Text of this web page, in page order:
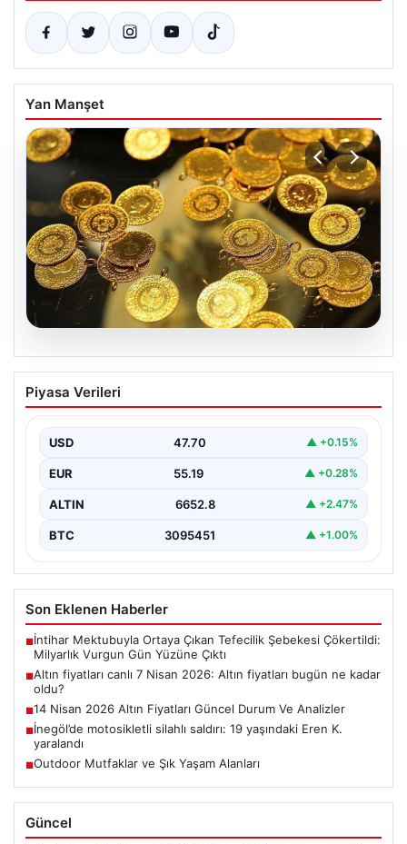
Yan Manşet
Altın fiyatları canlı 7 Nisan 2026: Altın
fiyatları bugün ne kadar oldu?
Piyasa Verileri
USD 47.70 ▲ +0.15%
EUR 55.19 ▲ +0.28%
ALTIN 6652.8 ▲ +2.47%
BTC 3095451 ▲ +1.00%
Son Eklenen Haberler
■İntihar Mektubuyla Ortaya Çıkan Tefecilik Şebekesi Çökertildi:
Milyarlık Vurgun Gün Yüzüne Çıktı
■Altın fiyatları canlı 7 Nisan 2026: Altın fiyatları bugün ne kadar
oldu?
■14 Nisan 2026 Altın Fiyatları Güncel Durum Ve Analizler
■İnegöl’de motosikletli silahlı saldırı: 19 yaşındaki Eren K.
yaralandı
■Outdoor Mutfaklar ve Şık Yaşam Alanları
Güncel